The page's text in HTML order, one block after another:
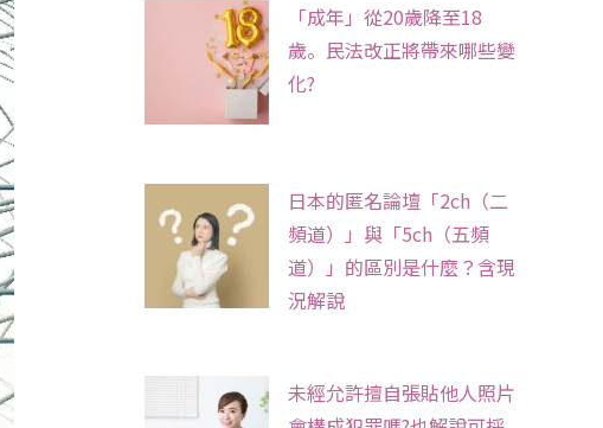
「成年」從20歲降至18
歲。民法改正將帶來哪些變
化?
日本的匿名論壇「2ch（二
頻道）」與「5ch（五頻
道）」的區別是什麼？含現
況解說
未經允許擅自張貼他人照片